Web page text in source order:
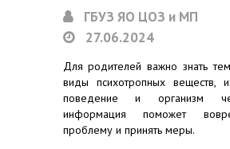
ГБУЗ ЯО ЦОЗ и МП
27.06.2024
Для родителей важно знать
виды психотропных веществ,
поведение и организм
информация поможет
проблему и принять меры.